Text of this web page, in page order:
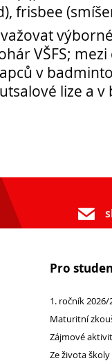
frisbee
VŠFS;
v
lize a v
Pro
1. ročník 2026/
Maturitní
Zájmové
Ze života školy